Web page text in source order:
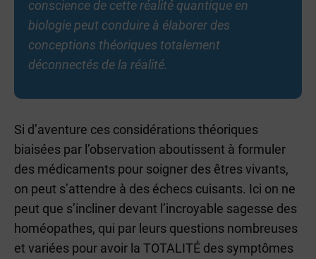
conscience de cette réalité quantique en
biologie peut conduire à élaborer des
conceptions théoriques totalement
déconnectés de la réalité.
Si d’aventure ces considérations théoriques
biaisées par l’observation aboutissent à formuler
des médicaments pour soigner des êtres vivants,
on peut s’attendre à des échecs cuisants. Ici on ne
peut que s’incliner devant l’incroyable sagesse des
homéopathes, qui par leurs questions nombreuses
et variées pour avoir la TOTALITÉ des symptômes